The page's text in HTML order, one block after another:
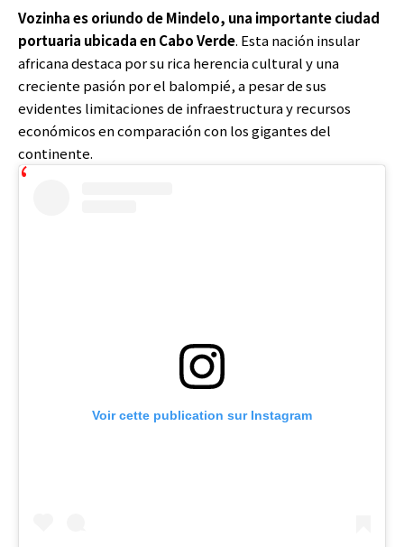
Vozinha es oriundo de Mindelo, una importante ciudad
portuaria ubicada en Cabo Verde. Esta nación insular
africana destaca por su rica herencia cultural y una
creciente pasión por el balompié, a pesar de sus
evidentes limitaciones de infraestructura y recursos
económicos en comparación con los gigantes del
continente.
Voir cette publication sur Instagram